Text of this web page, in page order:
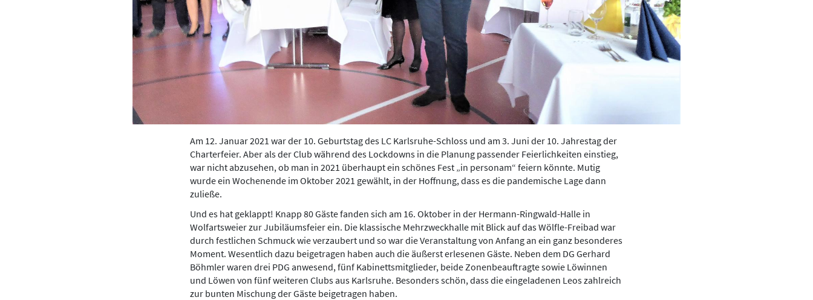
Am 12. Januar 2021 war der 10. Geburtstag des LC Karlsruhe-Schloss und am 3. Juni der 10. Jahrestag der
Charterfeier. Aber als der Club während des Lockdowns in die Planung passender Feierlichkeiten einstieg,
war nicht abzusehen, ob man in 2021 überhaupt ein schönes Fest „in personam“ feiern könnte. Mutig
wurde ein Wochenende im Oktober 2021 gewählt, in der Hoffnung, dass es die pandemische Lage dann
zuließe.
Und es hat geklappt! Knapp 80 Gäste fanden sich am 16. Oktober in der Hermann-Ringwald-Halle in
Wolfartsweier zur Jubiläumsfeier ein. Die klassische Mehrzweckhalle mit Blick auf das Wölfle-Freibad war
durch festlichen Schmuck wie verzaubert und so war die Veranstaltung von Anfang an ein ganz besonderes
Moment. Wesentlich dazu beigetragen haben auch die äußerst erlesenen Gäste. Neben dem DG Gerhard
Böhmler waren drei PDG anwesend, fünf Kabinettsmitglieder, beide Zonenbeauftragte sowie Löwinnen
und Löwen von fünf weiteren Clubs aus Karlsruhe. Besonders schön, dass die eingeladenen Leos zahlreich
zur bunten Mischung der Gäste beigetragen haben.